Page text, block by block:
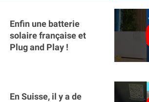
Enfin une batterie
solaire française et
Plug and Play !
En Suisse, il y a de